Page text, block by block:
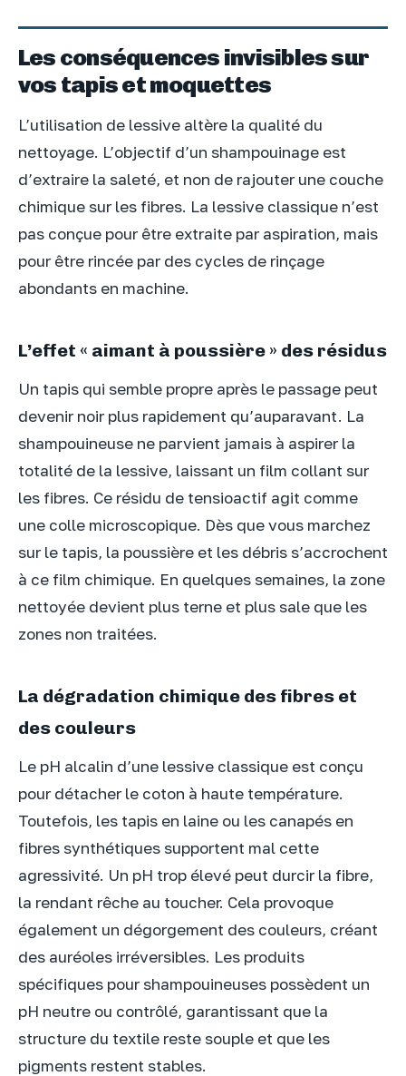
Les conséquences invisibles sur
vos tapis et moquettes
L’utilisation de lessive altère la qualité du
nettoyage. L’objectif d’un shampouinage est
d’extraire la saleté, et non de rajouter une couche
chimique sur les fibres. La lessive classique n’est
pas conçue pour être extraite par aspiration, mais
pour être rincée par des cycles de rinçage
abondants en machine.
L’effet « aimant à poussière » des résidus
Un tapis qui semble propre après le passage peut
devenir noir plus rapidement qu’auparavant. La
shampouineuse ne parvient jamais à aspirer la
totalité de la lessive, laissant un film collant sur
les fibres. Ce résidu de tensioactif agit comme
une colle microscopique. Dès que vous marchez
sur le tapis, la poussière et les débris s’accrochent
à ce film chimique. En quelques semaines, la zone
nettoyée devient plus terne et plus sale que les
zones non traitées.
La dégradation chimique des fibres et
des couleurs
Le pH alcalin d’une lessive classique est conçu
pour détacher le coton à haute température.
Toutefois, les tapis en laine ou les canapés en
fibres synthétiques supportent mal cette
agressivité. Un pH trop élevé peut durcir la fibre,
la rendant rêche au toucher. Cela provoque
également un dégorgement des couleurs, créant
des auréoles irréversibles. Les produits
spécifiques pour shampouineuses possèdent un
pH neutre ou contrôlé, garantissant que la
structure du textile reste souple et que les
pigments restent stables.